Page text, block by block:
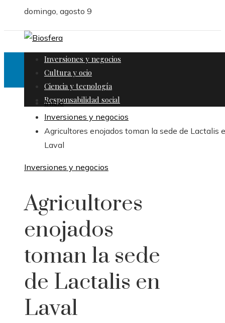
domingo, agosto 9
Inversiones y negocios
Cultura y ocio
Ciencia y tecnología
Responsabilidad social
Inicio
Inversiones y negocios
Agricultores enojados toman la sede de Lactalis
Laval
Inversiones y negocios
Agricultores
enojados
toman la sede
de Lactalis en
Laval